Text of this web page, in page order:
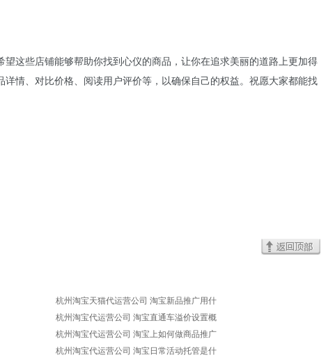
这些店铺能够帮助你找到心仪的商品，让你在追求美丽的道路上更加得
情、对比价格、阅读用户评价等，以确保自己的权益。祝愿大家都能找
杭州淘宝天猫代运营公司 淘宝新品推广用什
杭州淘宝代运营公司 淘宝直通车溢价设置概
杭州淘宝代运营公司 淘宝上如何做商品推广
杭州淘宝代运营公司 淘宝日常活动托管是什